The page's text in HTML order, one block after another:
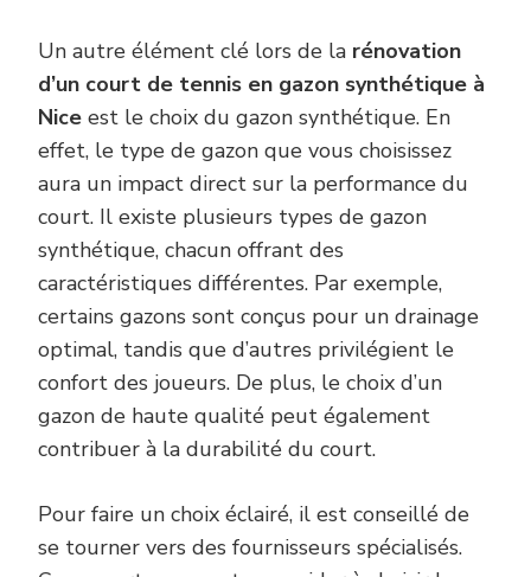
Un autre élément clé lors de la rénovation
d’un court de tennis en gazon synthétique à
Nice est le choix du gazon synthétique. En
effet, le type de gazon que vous choisissez
aura un impact direct sur la performance du
court. Il existe plusieurs types de gazon
synthétique, chacun offrant des
caractéristiques différentes. Par exemple,
certains gazons sont conçus pour un drainage
optimal, tandis que d’autres privilégient le
confort des joueurs. De plus, le choix d’un
gazon de haute qualité peut également
contribuer à la durabilité du court.
Pour faire un choix éclairé, il est conseillé de
se tourner vers des fournisseurs spécialisés.